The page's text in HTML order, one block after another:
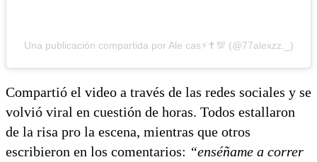
Una publicación compartida por Ale cas⚡️✝️💯 (@77alexzz._)
Compartió el video a través de las redes sociales y se
volvió viral en cuestión de horas. Todos estallaron
de la risa pro la escena, mientras que otros
escribieron en los comentarios: “enséñame a correr